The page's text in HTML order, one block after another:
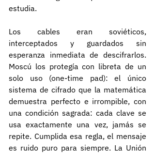
estudia.
Los cables eran soviéticos,
interceptados y guardados sin
esperanza inmediata de descifrarlos.
Moscú los protegía con libreta de un
solo uso (one-time pad): el único
sistema de cifrado que la matemática
demuestra perfecto e irrompible, con
una condición sagrada: cada clave se
usa exactamente una vez, jamás se
repite. Cumplida esa regla, el mensaje
es ruido puro para siempre. La Unión